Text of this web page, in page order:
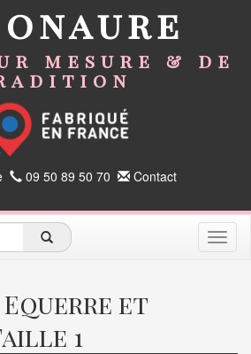
mesure & de
09 50 89 50 70 Contact
et
1